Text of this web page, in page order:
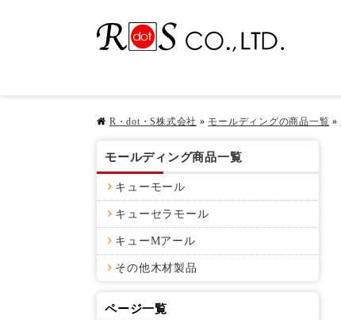
R・dot・S株式会社 » モールディングの商品一覧 »
モールディング商品一覧
キューモール
キューセラモール
キューMアール
その他木材製品
ページ一覧